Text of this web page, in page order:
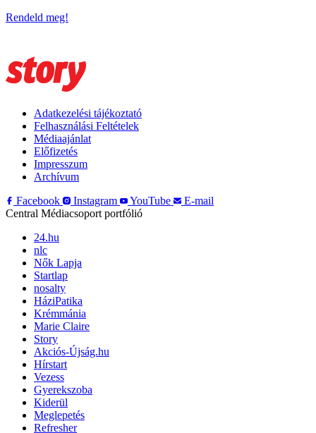
Rendeld meg!
Adatkezelési tájékoztató
Felhasználási Feltételek
Médiaajánlat
Előfizetés
Impresszum
Archívum
Facebook
Instagram YouTube
E-mail
Central Médiacsoport portfólió
24.hu
nlc
Nők Lapja
Startlap
nosalty
HáziPatika
Krémmánia
Marie Claire
Story
Akciós-Újság.hu
Hírstart
Vezess
Gyerekszoba
Kiderül
Meglepetés
Refresher